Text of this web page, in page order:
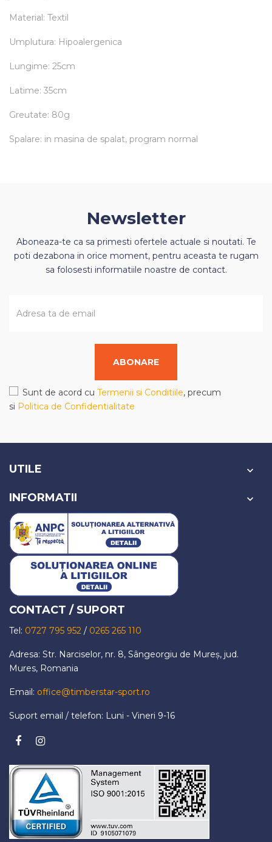
Material: Textil
Umplutura: Hipoalergenica
Lungime: 25cm
Latime: 35cm
Greutate: 80g
Spalare: in masina de spalat, program normal
Newsletter
Aboneaza-te ca sa primesti ofertele actuale si noutati. Te
poti dezabona in orice moment, pentru aceasta te rugam
sa folosesti informatiile noastre de contact.
ABONARE
Sunt de acord cu Termenii si Conditiile, precum
si Politica de Confidentialitate
UTILE 
INFORMATII 
CONTACT / SUPORT
Tel: 0727 795 952 / 0265 265 110
Adresa: Str. Narciselor, nr. 8, Sângeorgiu de Mureș, jud.
Mures, Romania
Email: office@timberstar-sport.ro
Suport email / telefon: Luni - Vineri 9-16